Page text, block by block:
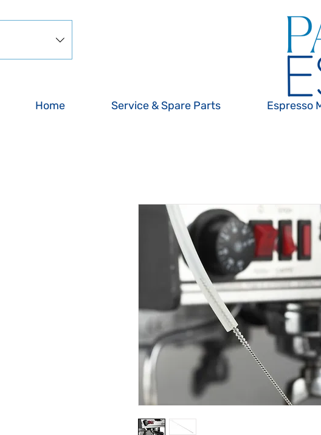
Home Service & Spare Parts Espresso